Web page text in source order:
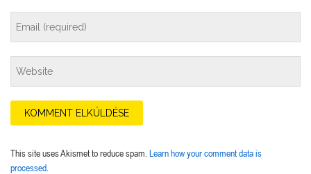
This site uses Akismet to reduce spam. Learn how your comment data is
processed.